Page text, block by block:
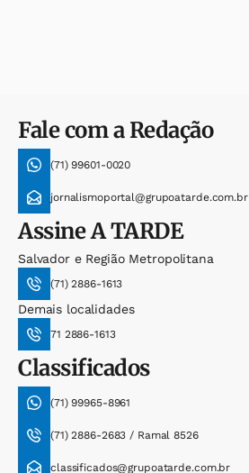
Fale com a Redação
(71) 99601-0020
jornalismoportal@grupoatarde.com.br
AssineA TARDE
Salvador e Região Metropolitana
(71) 2886-1613
Demais localidades
71 2886-1613
Classificados
(71) 99965-8961
(71) 2886-2683 / Ramal 8526
classificados@grupoatarde.com.br